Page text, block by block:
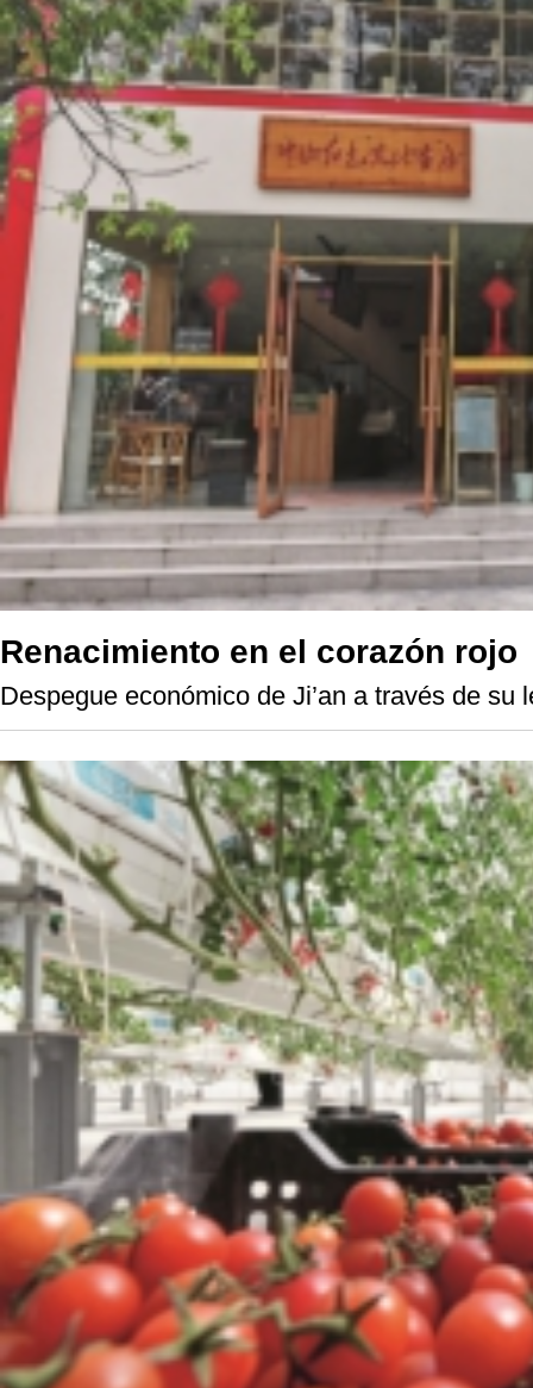
Renacimiento en el corazón rojo
Despegue económico de Ji’an a través de